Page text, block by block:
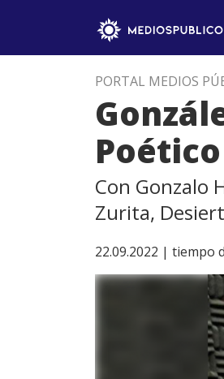
PORTAL MEDIOS
Con Gonzalo
Zurita,
22.09.2022 | tiempo